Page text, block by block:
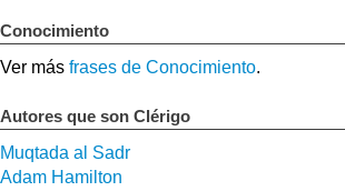
Conocimiento
Ver más frases de Conocimiento.
Autores que son Clérigo
Muqtada al Sadr
Adam Hamilton